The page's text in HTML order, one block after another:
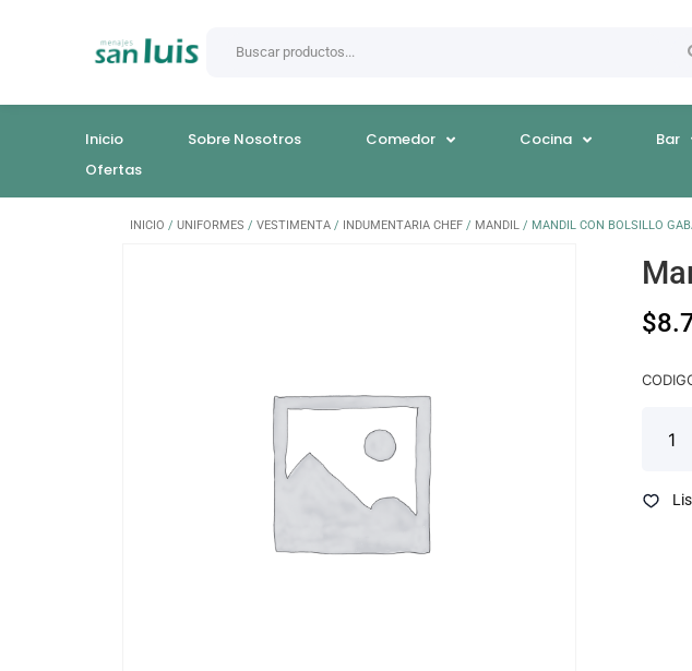
Inicio Sobre Nosotros Comedor Cocina Bar
Ofertas
INICIO / UNIFORMES / VESTIMENTA / INDUMENTARIA CHEF / MANDIL / MANDIL CON BOLSILLO
$